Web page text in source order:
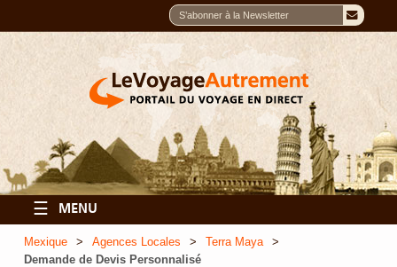
☰ MENU
Mexique Agences Locales
Terra Maya
Demande de Devis Personnalisé